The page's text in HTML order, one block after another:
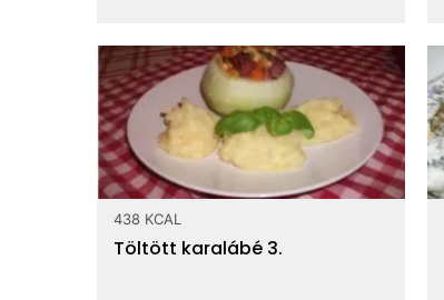
438 KCAL
Töltött karalábé 3.